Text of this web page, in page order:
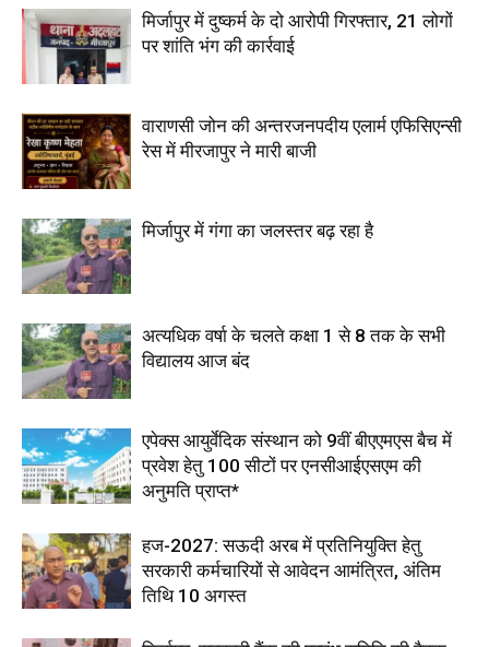
मिर्जापुर में दुष्कर्म के दो आरोपी गिरफ्तार, 21 लोगों
पर शांति भंग की कार्रवाई
वाराणसी जोन की अन्तरजनपदीय एलार्म एफिसिएन्सी
रेस में मीरजापुर ने मारी बाजी
मिर्जापुर में गंगा का जलस्तर बढ़ रहा है
अत्यधिक वर्षा के चलते कक्षा 1 से 8 तक के सभी
विद्यालय आज बंद
एपेक्स आयुर्वेदिक संस्थान को 9वीं बीएएमएस बैच में
प्रवेश हेतु 100 सीटों पर एनसीआईएसएम की
अनुमति प्राप्त*
हज-2027: सऊदी अरब में प्रतिनियुक्ति हेतु
सरकारी कर्मचारियों से आवेदन आमंत्रित, अंतिम
तिथि 10 अगस्त